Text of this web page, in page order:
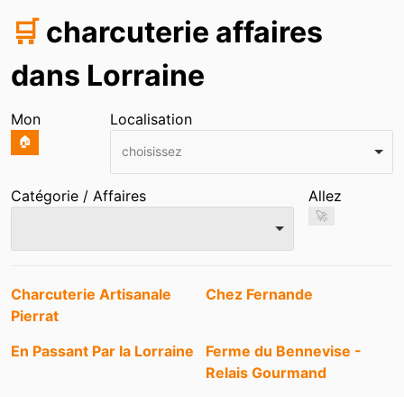
🛒 charcuterie affaires
dans Lorraine
Mon
🏠
Localisation
choisissez
Catégorie / Affaires Allez
🚀
Entrées
Charcuterie Artisanale
Pierrat
Chez Fernande
En Passant Par la Lorraine
Ferme du Bennevise -
Relais Gourmand